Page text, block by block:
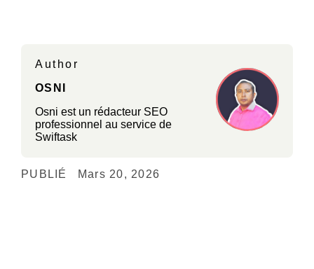
Author
OSNI
Osni est un rédacteur SEO
professionnel au service de
Swiftask
PUBLIÉ Mars 20, 2026